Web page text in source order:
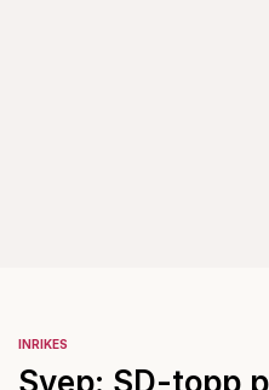
INRIKES
Svep: SD-topp